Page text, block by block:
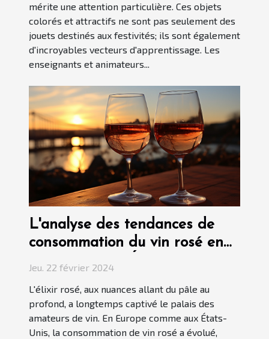
mérite une attention particulière. Ces objets
colorés et attractifs ne sont pas seulement des
jouets destinés aux festivités; ils sont également
d'incroyables vecteurs d'apprentissage. Les
enseignants et animateurs...
L'analyse des tendances de
consommation du vin rosé en
Europe et aux États-Unis
Jeu. 22 février 2024
L'élixir rosé, aux nuances allant du pâle au
profond, a longtemps captivé le palais des
amateurs de vin. En Europe comme aux États-
Unis, la consommation de vin rosé a évolué,